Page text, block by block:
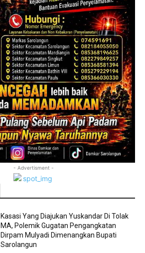
- Advertisment -
Kasasi Yang Diajukan Yuskandar Di Tolak
MA, Polemik Gugatan Pengangkatan
Dirpam Mulyadi Dimenangkan Bupati
Sarolangun